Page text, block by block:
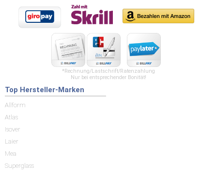
*Rechnung/Lastschrift/Ratenzahlung
Nur bei entsprechender Bonität!
Top Hersteller-Marken
Allform
Atlas
Isover
Laier
Mea
Superglass